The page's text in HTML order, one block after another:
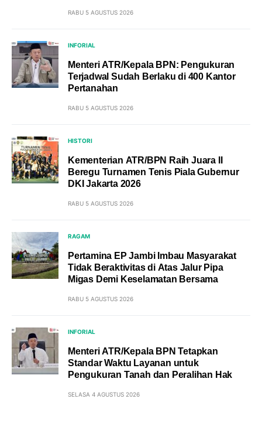
RABU 5 AGUSTUS 2026
INFORIAL
Menteri ATR/Kepala BPN: Pengukuran
Terjadwal Sudah Berlaku di 400 Kantor
Pertanahan
RABU 5 AGUSTUS 2026
HISTORI
Kementerian ATR/BPN Raih Juara II
Beregu Turnamen Tenis Piala Gubernur
DKI Jakarta 2026
RABU 5 AGUSTUS 2026
RAGAM
Pertamina EP Jambi Imbau Masyarakat
Tidak Beraktivitas di Atas Jalur Pipa
Migas Demi Keselamatan Bersama
RABU 5 AGUSTUS 2026
INFORIAL
Menteri ATR/Kepala BPN Tetapkan
Standar Waktu Layanan untuk
Pengukuran Tanah dan Peralihan Hak
SELASA 4 AGUSTUS 2026